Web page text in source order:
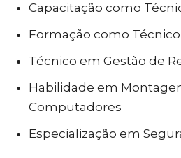
Capacitação como
Formação como
Técnico em Gestão de
Habilidade em
Computadores
Especialização em